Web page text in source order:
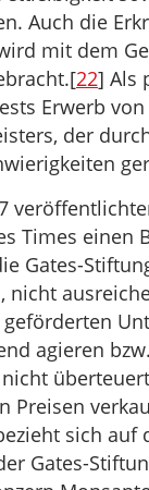
Auch die
mit dem
22] Als
Erwerb
der
Times einen
Gates-
nicht
agieren
Preisen
sich auf
Gates-